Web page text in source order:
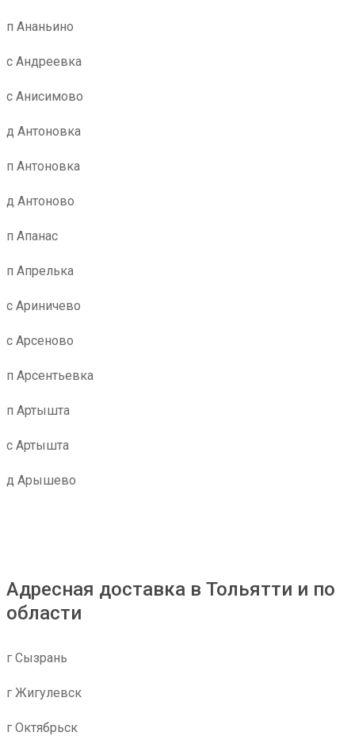
п Ананьино
с Андреевка
с Анисимово
д Антоновка
п Антоновка
д Антоново
п Апанас
п Апрелька
с Ариничево
с Арсеново
п Арсентьевка
п Артышта
с Артышта
д Арышево
Адресная доставка в Тольятти и по
области
г Сызрань
г Жигулевск
г Октябрьск